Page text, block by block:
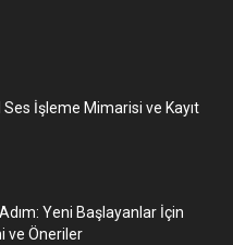
Ses İşleme Mimarisi ve Kayıt
Yeni Başlayanlar İçin
ve Öneriler